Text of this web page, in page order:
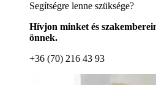
Segítségre lenne szüksége?
Hívjon minket és
önnek.
+36 (70) 216 43 93